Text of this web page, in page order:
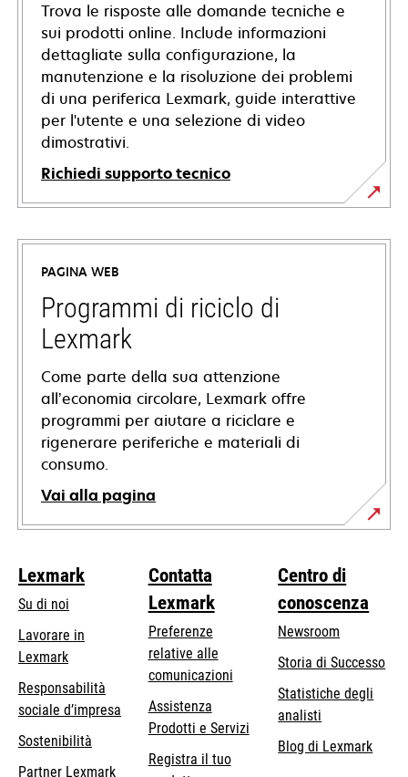
Trova le risposte alle domande tecniche e
sui prodotti online. Include informazioni
dettagliate sulla configurazione, la
manutenzione e la risoluzione dei problemi
di una periferica Lexmark, guide interattive
per l'utente e una selezione di video
dimostrativi.
Richiedi supporto tecnico
si
apre
una
nuova
scheda
PAGINA WEB
Programmi di riciclo di
Lexmark
Come parte della sua attenzione
all’economia circolare, Lexmark offre
programmi per aiutare a riciclare e
rigenerare periferiche e materiali di
consumo.
Vai alla pagina
Lexmark
Su di noi
Lavorare in
Lexmark
Responsabilità
sociale d’impresa
Sostenibilità
Partner Lexmark
Contatta
Lexmark
Preferenze
relative alle
comunicazioni
Assistenza
Prodotti e Servizi
Registra il tuo
Centro di
conoscenza
Newsroom
Storia di Successo
Statistiche degli
analisti
Blog di Lexmark